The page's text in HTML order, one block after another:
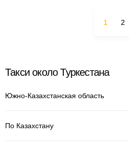
1 2
Такси около Туркестана
Южно-Казахстанская область
По Казахстану